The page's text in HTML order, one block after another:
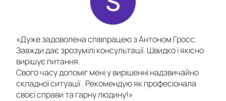
«Дуже задоволена співпрацею з Антоном Гросс.
Завжди дає зрозумілі консультації. Швидко і якісно
вирішує питання.
Свого часу допоміг мені у вирішенні надзвичайно
складної ситуації . Рекомендую як професіонала
своєї справи та гарну людину!»